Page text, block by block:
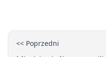
<< Poprzedni